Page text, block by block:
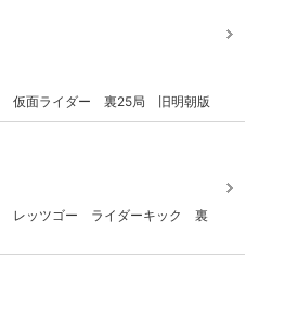
仮面ライダー 裏25局 旧明朝版
レッツゴー ライダーキック 裏